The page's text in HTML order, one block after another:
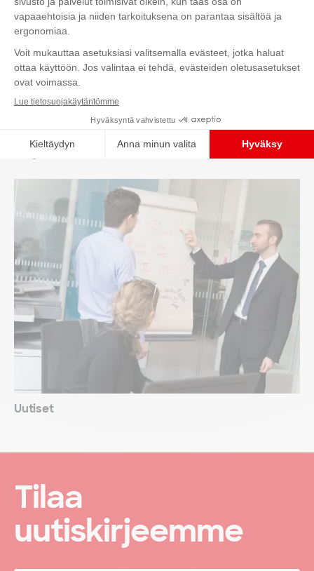
Yritysvastuu tavoitteemme
Uutiset
Tilaa
uutiskirjeemme
Ota yhteyttä